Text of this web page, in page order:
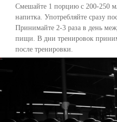
Смешайте 1 порцию с 200-250
напитка. Употребляйте сразу
Принимайте 2-3 раза в день
пищи. В дни тренировок
после тренировки.